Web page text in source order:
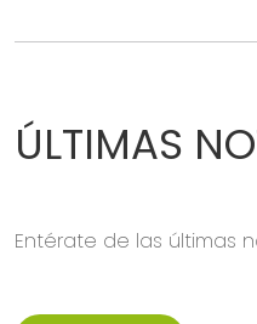
ÚLTIMAS
Entérate de las últimas